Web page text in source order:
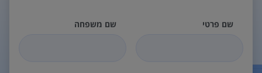
שם פרטי שם משפחה